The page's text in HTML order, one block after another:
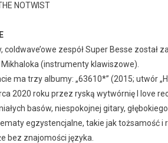
NOTWIST
coldwave’owe zespół Super Besse
(instrumenty klawiszowe).
ma trzy albumy: „63610*” (2015; utwór
2020 roku przez ryską wytwórnię I love
basów, niespokojnej gitary,
egzystencjalne, takie jak tożsamość
bez znajomości języka.